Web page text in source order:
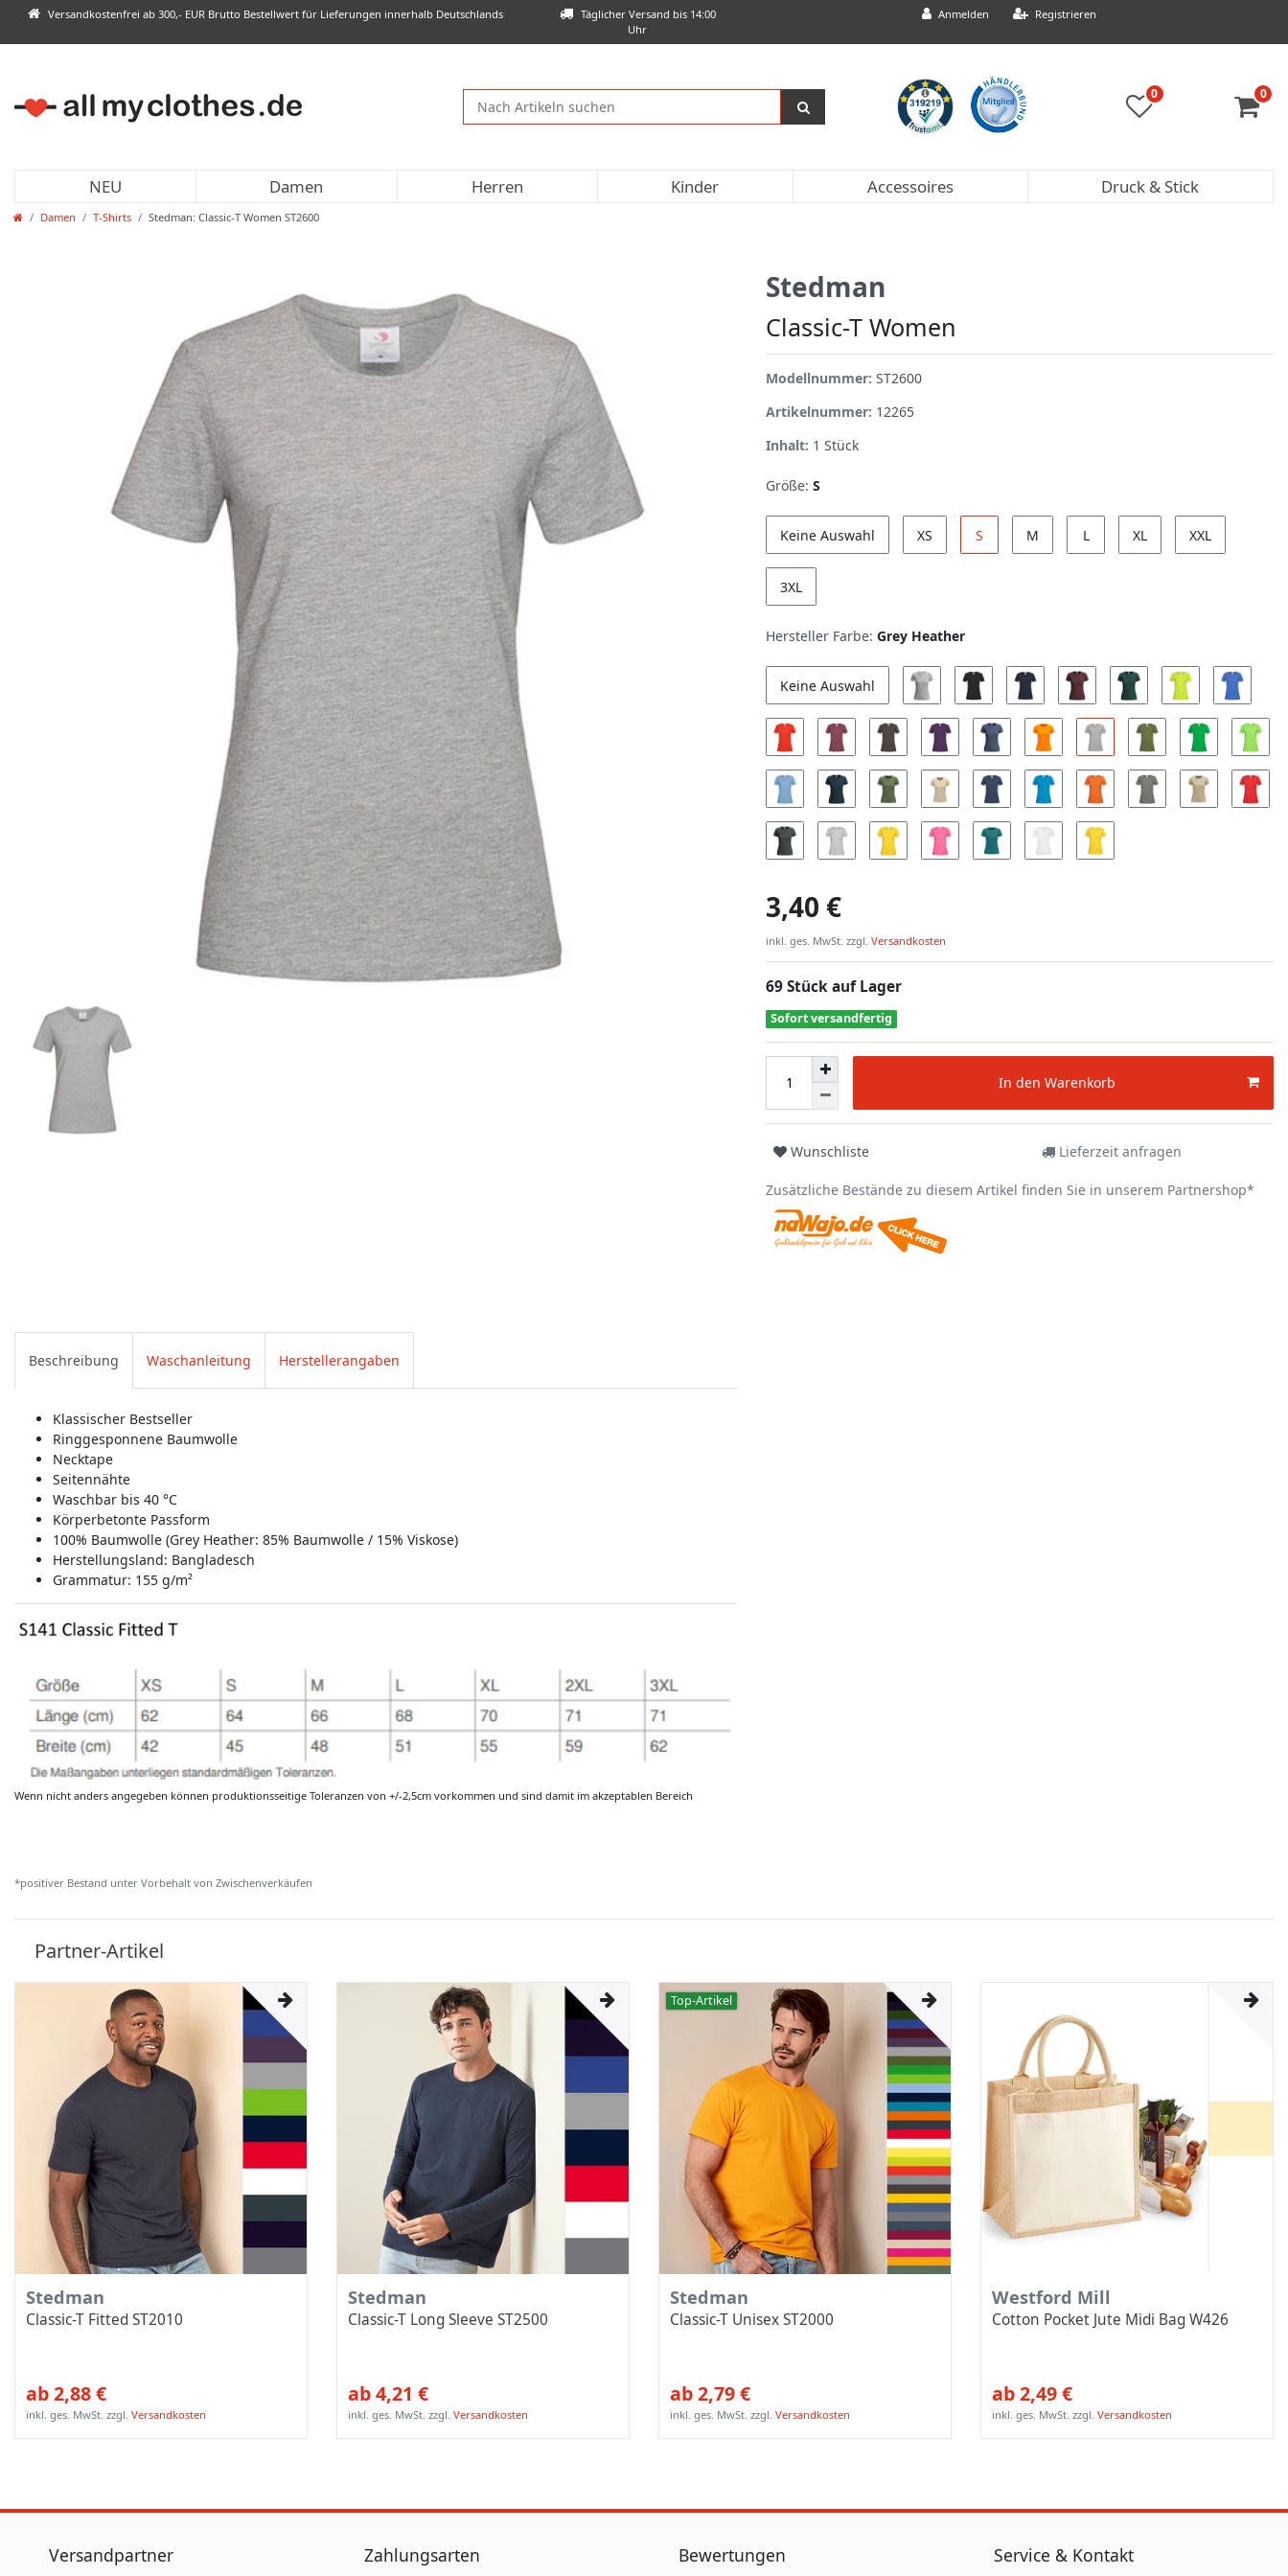
Anmelden Registrieren
Täglicher Versand bis 14:00
Uhr
Versandkostenfrei ab 300,- EUR Brutto Bestellwert für Lieferungen innerhalb Deutschlands
0 0
NEU Damen Herren Kinder Accessoires Druck & Stick
Damen T-Shirts Stedman: Classic-T Women ST2600
Stedman
Classic-T Women
Modellnummer: ST2600
Artikelnummer: 12265
Inhalt: 1 Stück
Größe: S
Keine Auswahl XS S M L XL XXL
3XL
Hersteller Farbe: Grey Heather
Keine Auswahl
3,40 €
inkl. ges. MwSt. zzgl. Versandkosten
69 Stück auf Lager
Sofort versandfertig
In den Warenkorb
Wunschliste Lieferzeit anfragen
Zusätzliche Bestände zu diesem Artikel finden Sie in unserem Partnershop*
Beschreibung Waschanleitung Herstellerangaben
Klassischer Bestseller
Ringgesponnene Baumwolle
Necktape
Seitennähte
Waschbar bis 40 °C
Körperbetonte Passform
100% Baumwolle (Grey Heather: 85% Baumwolle / 15% Viskose)
Herstellungsland: Bangladesch
Grammatur: 155 g/m²
Wenn nicht anders angegeben können produktionsseitige Toleranzen von +/-2,5cm vorkommen und sind damit im akzeptablen Bereich
*positiver Bestand unter Vorbehalt von Zwischenverkäufen
Partner-Artikel
Stedman
Classic-T Fitted ST2010
ab 2,88 €
inkl. ges. MwSt. zzgl.Versandkosten
Stedman
Classic-T Long Sleeve ST2500
ab 4,21 €
inkl. ges. MwSt. zzgl.Versandkosten
Top-Artikel
Stedman
Classic-T Unisex ST2000
ab 2,79 €
inkl. ges. MwSt. zzgl.Versandkosten
Westford Mill
Cotton Pocket Jute Midi Bag W426
ab 2,49 €
inkl. ges. MwSt. zzgl.Versandkosten
Versandpartner Zahlungsarten Bewertungen Service & Kontakt